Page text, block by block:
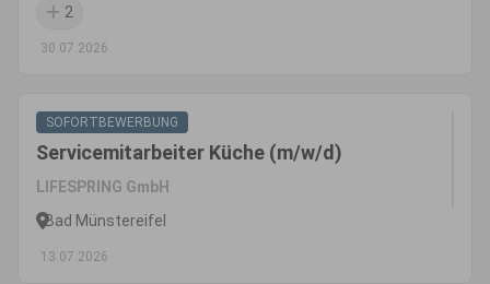
2
30.07.2026
SOFORTBEWERBUNG
Servicemitarbeiter Küche (m/w/d)
LIFESPRING GmbH
Bad Münstereifel
13.07.2026